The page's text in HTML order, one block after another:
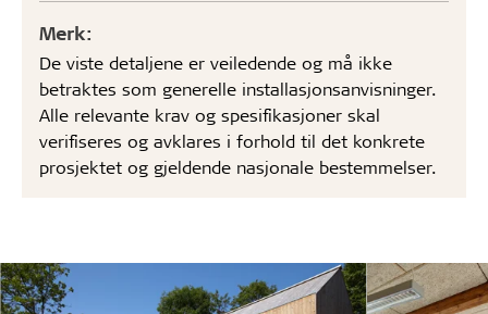
Merk:
De viste detaljene er veiledende og må ikke
betraktes som generelle installasjonsanvisninger.
Alle relevante krav og spesifikasjoner skal
verifiseres og avklares i forhold til det konkrete
prosjektet og gjeldende nasjonale bestemmelser.